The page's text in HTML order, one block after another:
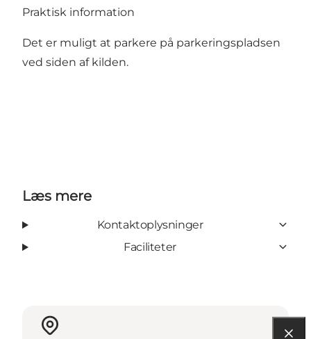
Praktisk information
Det er muligt at parkere på parkeringspladsen
ved siden af kilden.
Læs mere
Kontaktoplysninger
Faciliteter